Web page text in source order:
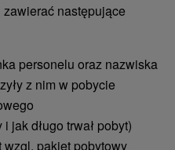
następujące
personelu oraz nazwiska
z nim w pobycie
jak długo trwał pobyt)
wzgl. pakiet pobytowy